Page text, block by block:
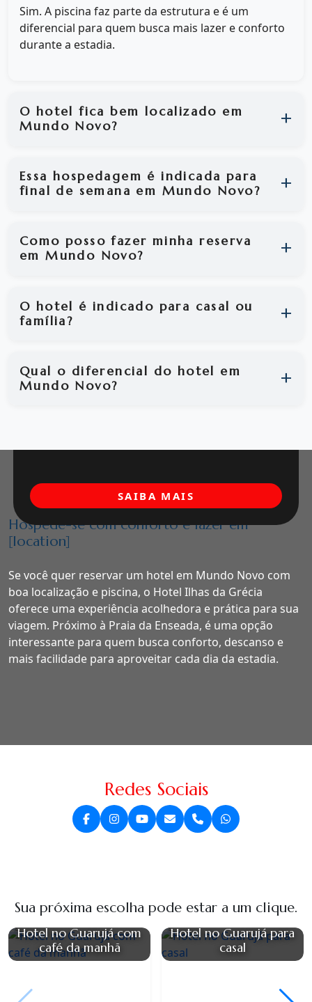
Sim. A piscina faz parte da estrutura e é um
diferencial para quem busca mais lazer e conforto
durante a estadia.
O hotel fica bem localizado em
Mundo Novo?
Essa hospedagem é indicada para
final de semana em Mundo Novo?
Como posso fazer minha reserva
em Mundo Novo?
O hotel é indicado para casal ou
família?
Qual o diferencial do hotel em
Mundo Novo?
Hospede-se com conforto e lazer em
[location]
Se você quer reservar um hotel em Mundo Novo com
boa localização e piscina, o Hotel Ilhas da Grécia
oferece uma experiência acolhedora e prática para sua
viagem. Próximo à Praia da Enseada, é uma opção
interessante para quem busca conforto, descanso e
mais facilidade para aproveitar cada dia da estadia.
SAIBA MAIS
Redes Sociais
Sua próxima escolha pode estar a um clique.
Hotel no Guarujá com
café da manhã
Hotel no Guarujá para
casal